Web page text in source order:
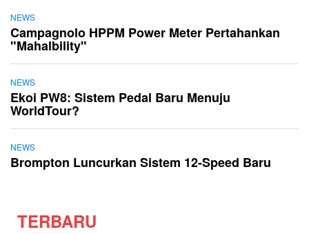
NEWS
Campagnolo HPPM Power Meter Pertahankan
"Mahalbility"
NEWS
Ekoi PW8: Sistem Pedal Baru Menuju
WorldTour?
NEWS
Brompton Luncurkan Sistem 12-Speed Baru
TERBARU